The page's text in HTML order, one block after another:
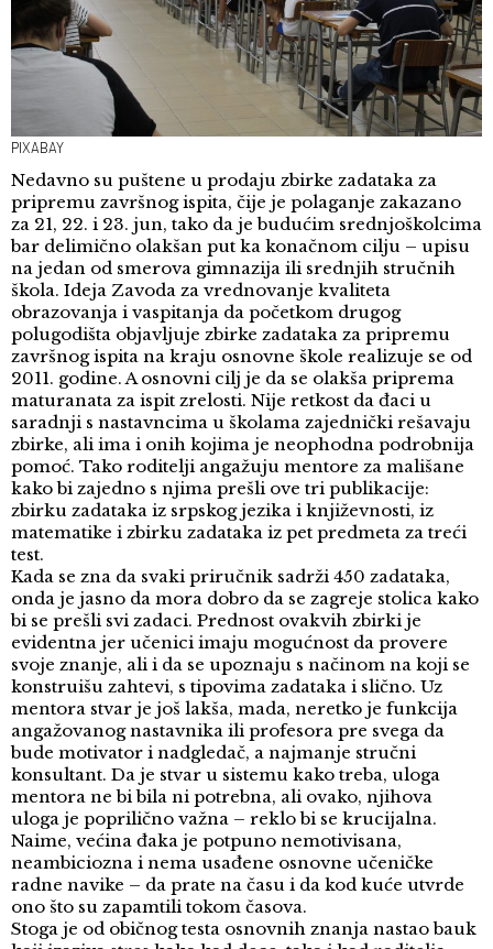
PIXABAY
Nedavno su puštene u prodaju zbirke zadataka za
pripremu završnog ispita, čije je polaganje zakazano
za 21, 22. i 23. jun, tako da je budućim srednjoškolcima
bar delimično olakšan put ka konačnom cilju – upisu
na jedan od smerova gimnazija ili srednjih stručnih
škola. Ideja Zavoda za vrednovanje kvaliteta
obrazovanja i vaspitanja da početkom drugog
polugodišta objavljuje zbirke zadataka za pripremu
završnog ispita na kraju osnovne škole realizuje se od
2011. godine. A osnovni cilj je da se olakša priprema
maturanata za ispit zrelosti. Nije retkost da đaci u
saradnji s nastavncima u školama zajednički rešavaju
zbirke, ali ima i onih kojima je neophodna podrobnija
pomoć. Tako roditelji angažuju mentore za mališane
kako bi zajedno s njima prešli ove tri publikacije:
zbirku zadataka iz srpskog jezika i književnosti, iz
matematike i zbirku zadataka iz pet predmeta za treći
test.
Kada se zna da svaki priručnik sadrži 450 zadataka,
onda je jasno da mora dobro da se zagreje stolica kako
bi se prešli svi zadaci. Prednost ovakvih zbirki je
evidentna jer učenici imaju mogućnost da provere
svoje znanje, ali i da se upoznaju s načinom na koji se
konstruišu zahtevi, s tipovima zadataka i slično. Uz
mentora stvar je još lakša, mada, neretko je funkcija
angažovanog nastavnika ili profesora pre svega da
bude motivator i nadgledač, a najmanje stručni
konsultant. Da je stvar u sistemu kako treba, uloga
mentora ne bi bila ni potrebna, ali ovako, njihova
uloga je poprilično važna – reklo bi se krucijalna.
Naime, većina đaka je potpuno nemotivisana,
neambiciozna i nema usađene osnovne učeničke
radne navike – da prate na času i da kod kuće utvrde
ono što su zapamtili tokom časova.
Stoga je od običnog testa osnovnih znanja nastao bauk